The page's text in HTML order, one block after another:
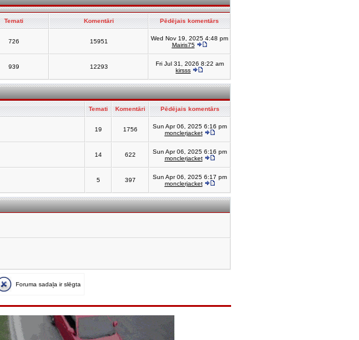
Temati Komentāri Pēdējais komentārs
726 15951
Wed Nov 19, 2025 4:48 pm
Mairis75
939 12293
Fri Jul 31, 2026 8:22 am
kirsss
Temati Komentāri Pēdējais komentārs
19 1756
Sun Apr 06, 2025 6:16 pm
monclerjacket
14 622
Sun Apr 06, 2025 6:16 pm
monclerjacket
5 397
Sun Apr 06, 2025 6:17 pm
monclerjacket
Foruma sadaļa ir slēgta